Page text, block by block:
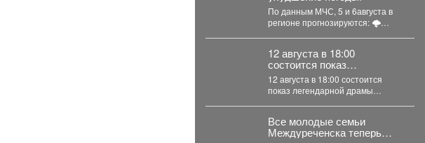
По данным МЧС, 5 и 6августа в
регионе прогнозируются: 🌩
12 августа в 18:00
состоится показ
легендарной драмы
«Мужики!.
12 августа в 18:00 состоится
показ легендарной драмы
Все молодые семьи
Междуреченска теперь